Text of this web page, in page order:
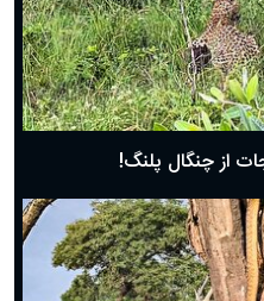
از چنگال پلنگ!